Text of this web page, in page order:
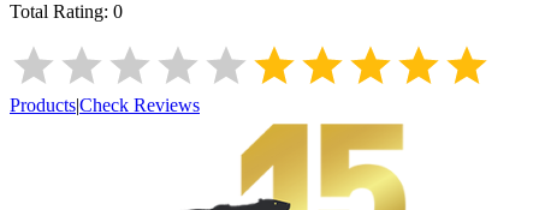
Total Rating: 0
Products|Check Reviews